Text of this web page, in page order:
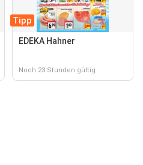
Tipp
EDEKA Hahner
Noch 23 Stunden gültig